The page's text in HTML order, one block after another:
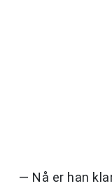
— Nå er han